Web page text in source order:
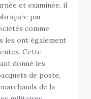
et examinée, il
par
comme
les ont également
Cette
donné les
de poste,
de la